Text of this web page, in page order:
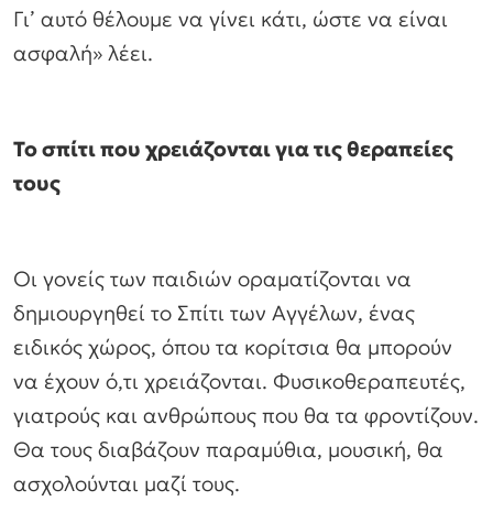
Γι’ αυτό θέλουμε να γίνει κάτι, ώστε να είναι
ασφαλή» λέει.
Το σπίτι που χρειάζονται για τις θεραπείες
τους
Οι γονείς των παιδιών οραματίζονται να
δημιουργηθεί το Σπίτι των Αγγέλων, ένας
ειδικός χώρος, όπου τα κορίτσια θα μπορούν
να έχουν ό,τι χρειάζονται. Φυσικοθεραπευτές,
γιατρούς και ανθρώπους που θα τα φροντίζουν.
Θα τους διαβάζουν παραμύθια, μουσική, θα
ασχολούνται μαζί τους.